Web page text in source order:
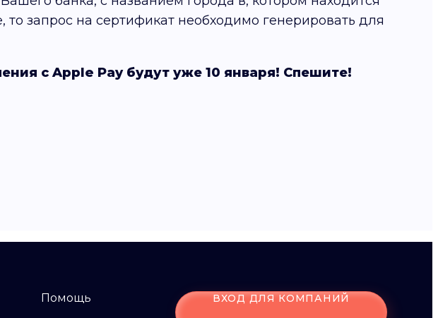
запрос на сертификат необходимо генерировать для
с Apple Pay будут уже 10 января! Спешите!
Помощь ВХОД ДЛЯ КОМПАНИЙ